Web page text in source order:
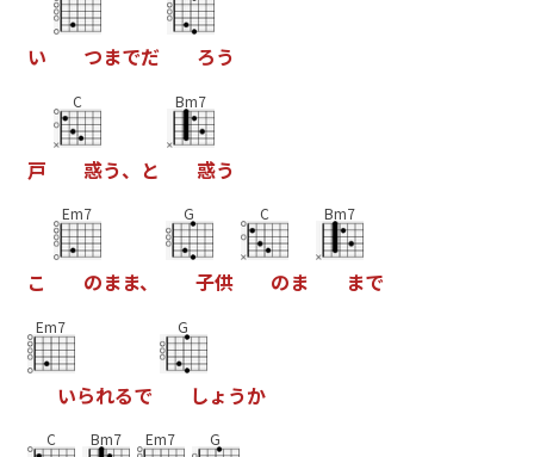
い つまでだ ろう
戸
C
惑う、 と
Bm7
惑う
こ
Em7
のまま、
G
子供
C
のま
Bm7
まで
Em7
いられるで
G
しょ うか
C Bm7 Em7 G